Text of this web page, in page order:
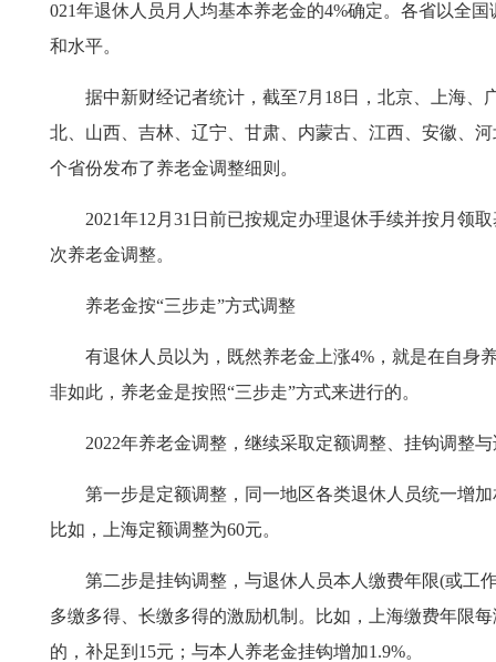
021年退休人员月人均基本养老金的4%确定。各省以全
和水平。
据中新财经记者统计，截至7月18日，北京、上海、
北、山西、吉林、辽宁、甘肃、内蒙古、江西、安徽、
个省份发布了养老金调整细则。
2021年12月31日前已按规定办理退休手续并按月领取
次养老金调整。
养老金按“三步走”方式调整
有退休人员以为，既然养老金上涨4%，就是在自身
非如此，养老金是按照“三步走”方式来进行的。
2022年养老金调整，继续采取定额调整、挂钩调整与
第一步是定额调整，同一地区各类退休人员统一增加
比如，上海定额调整为60元。
第二步是挂钩调整，与退休人员本人缴费年限(或工
多缴多得、长缴多得的激励机制。比如，上海缴费年限
的，补足到15元；与本人养老金挂钩增加1.9%。